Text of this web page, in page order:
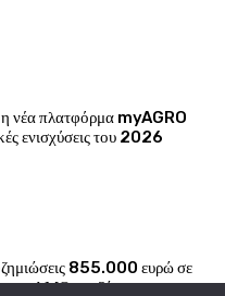
η νέα πλατφόρμα myAGRO
ενισχύσεις του 2026
855.000 ευρώ σε
της ΑΜΘ για ζώα που